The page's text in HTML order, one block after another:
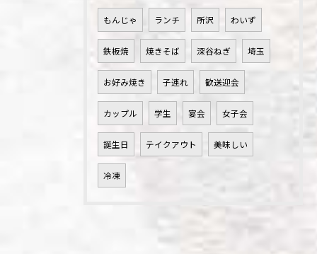
もんじゃ ランチ 所沢 わいず
鉄板焼 焼きそば 深谷ねぎ 埼玉
お好み焼き 子連れ 歓送迎会
カップル 学生 宴会 女子会
誕生日 テイクアウト 美味しい
冷凍